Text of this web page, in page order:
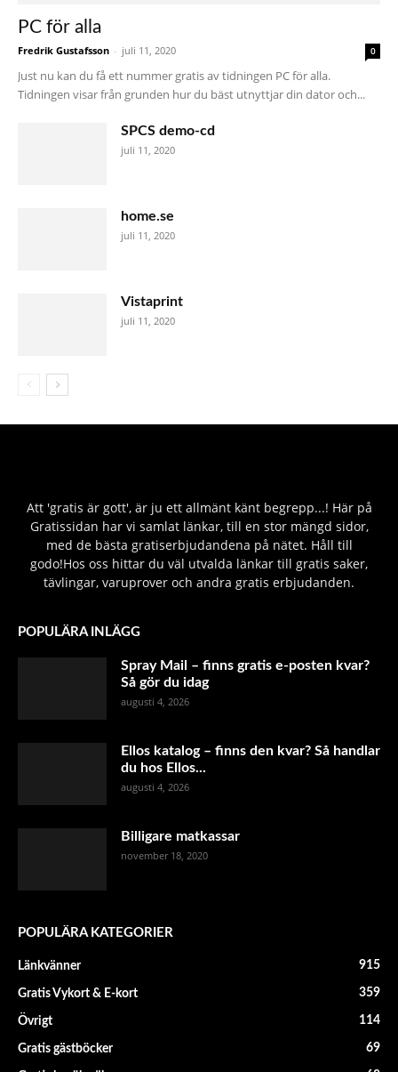
PC för alla
Fredrik Gustafsson - juli 11, 2020 0
Just nu kan du få ett nummer gratis av tidningen PC för alla.
Tidningen visar från grunden hur du bäst utnyttjar din dator och...
SPCS demo-cd
juli 11, 2020
home.se
juli 11, 2020
Vistaprint
juli 11, 2020
Att 'gratis är gott', är ju ett allmänt känt begrepp...! Här på
Gratissidan har vi samlat länkar, till en stor mängd sidor,
med de bästa gratiserbjudandena på nätet. Håll till
godo!Hos oss hittar du väl utvalda länkar till gratis saker,
tävlingar, varuprover och andra gratis erbjudanden.
POPULÄRA INLÄGG
Spray Mail – finns gratis e-posten kvar?
Så gör du idag
augusti 4, 2026
Ellos katalog – finns den kvar? Så handlar
du hos Ellos...
augusti 4, 2026
Billigare matkassar
november 18, 2020
POPULÄRA KATEGORIER
Länkvänner 915
Gratis Vykort & E-kort 359
Övrigt 114
Gratis gästböcker 69